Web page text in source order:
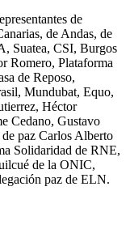
de
de Andas, de
Suatea, CSI, Burgos
Romero, Plataforma
de Reposo,
Mundubat, Equo,
Héctor
Cedano, Gustavo
paz Carlos Alberto
Solidaridad de RNE,
de la ONIC,
paz de ELN.